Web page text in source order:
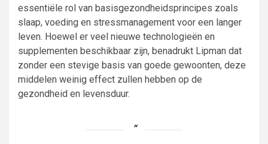
essentiële rol van basisgezondheidsprincipes zoals
slaap, voeding en stressmanagement voor een langer
leven. Hoewel er veel nieuwe technologieën en
supplementen beschikbaar zijn, benadrukt Lipman dat
zonder een stevige basis van goede gewoonten, deze
middelen weinig effect zullen hebben op de
gezondheid en levensduur.